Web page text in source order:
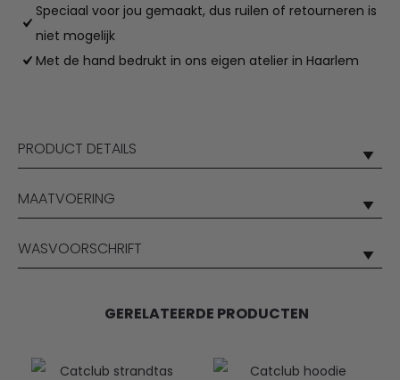
Speciaal voor jou gemaakt, dus ruilen of retourneren is
niet mogelijk
Met de hand bedrukt in ons eigen atelier in Haarlem
PRODUCT DETAILS
MAATVOERING
WASVOORSCHRIFT
GERELATEERDE PRODUCTEN